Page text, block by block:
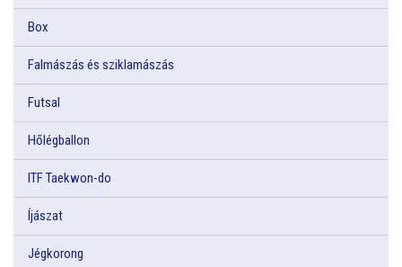
Box
Falmászás és sziklamászás
Futsal
Hőlégballon
ITF Taekwon-do
Íjászat
Jégkorong